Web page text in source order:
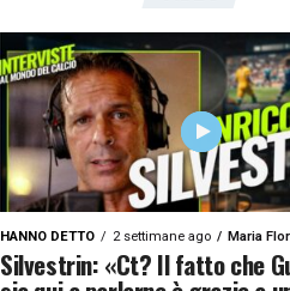
HANNO DETTO 2 settimane ago Maria
Silvestrin: «Ct? Il fatto che